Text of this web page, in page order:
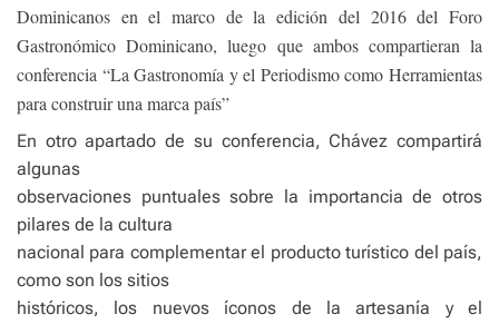
Dominicanos en el marco de la edición del 2016 del Foro
Gastronómico Dominicano, luego que ambos compartieran la
conferencia “La Gastronomía y el Periodismo como Herramientas
para construir una marca país”
En otro apartado de su conferencia, Chávez compartirá
algunas
observaciones puntuales sobre la importancia de otros
pilares de la cultura
nacional para complementar el producto turístico del país,
como son los sitios
históricos, los nuevos íconos de la artesanía y el